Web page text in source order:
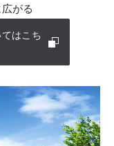
がる
はこち